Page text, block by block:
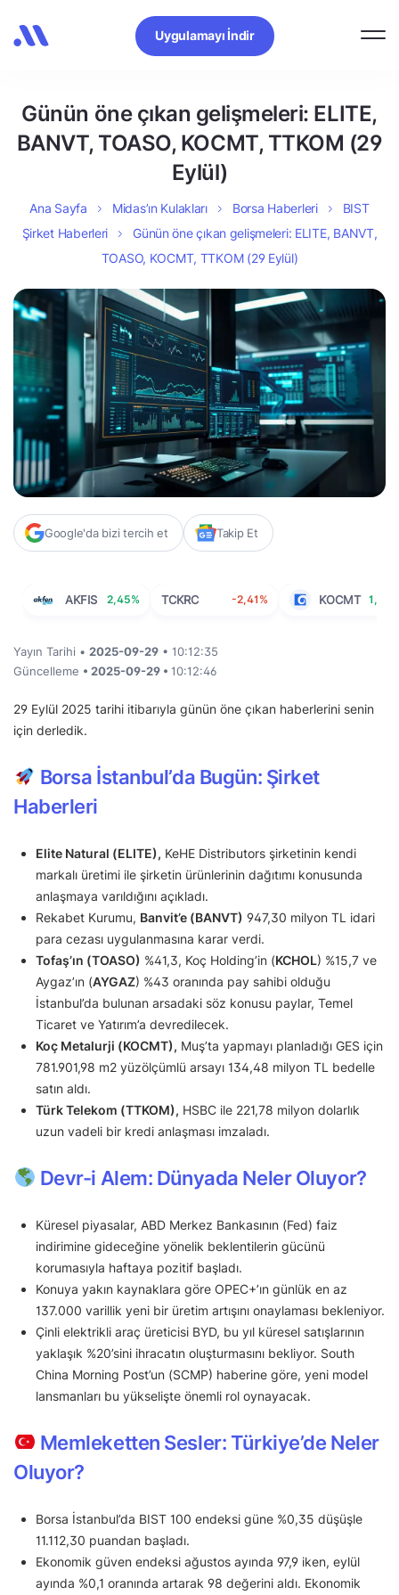
Uygulamayı İndir
Günün öne çıkan gelişmeleri: ELITE,
BANVT, TOASO, KOCMT, TTKOM (29
Eylül)
Ana Sayfa Midas’ın Kulakları Borsa Haberleri
BIST
Şirket Haberleri
Günün öne çıkan gelişmeleri: ELITE, BANVT,
TOASO, KOCMT, TTKOM (29 Eylül)
Google'da bizi tercih et Takip Et
AKFIS 2,45% TCKRC -2,41% KOCMT 1,11%
Yayın Tarihi • 2025-09-29 • 10:12:35
Güncelleme • 2025-09-29 • 10:12:46
29 Eylül 2025 tarihi itibarıyla günün öne çıkan haberlerini senin
için derledik.
Borsa İstanbul’da Bugün: Şirket
Haberleri
Elite Natural (ELITE), KeHE Distributors şirketinin kendi
markalı üretimi ile şirketin ürünlerinin dağıtımı konusunda
anlaşmaya varıldığını açıkladı.
Rekabet Kurumu, Banvit’e (BANVT) 947,30 milyon TL idari
para cezası uygulanmasına karar verdi.
Tofaş’ın (TOASO) %41,3, Koç Holding’in (KCHOL) %15,7 ve
Aygaz’ın (AYGAZ) %43 oranında pay sahibi olduğu
İstanbul’da bulunan arsadaki söz konusu paylar, Temel
Ticaret ve Yatırım’a devredilecek.
Koç Metalurji (KOCMT), Muş’ta yapmayı planladığı GES için
781.901,98 m2 yüzölçümlü arsayı 134,48 milyon TL bedelle
satın aldı.
Türk Telekom (TTKOM), HSBC ile 221,78 milyon dolarlık
uzun vadeli bir kredi anlaşması imzaladı.
Devr-i Alem: Dünyada Neler Oluyor?
Küresel piyasalar, ABD Merkez Bankasının (Fed) faiz
indirimine gideceğine yönelik beklentilerin gücünü
korumasıyla haftaya pozitif başladı.
Konuya yakın kaynaklara göre OPEC+’ın günlük en az
137.000 varillik yeni bir üretim artışını onaylaması bekleniyor.
Çinli elektrikli araç üreticisi BYD, bu yıl küresel satışlarının
yaklaşık %20’sini ihracatın oluşturmasını bekliyor. South
China Morning Post’un (SCMP) haberine göre, yeni model
lansmanları bu yükselişte önemli rol oynayacak.
Memleketten Sesler: Türkiye’de Neler
Oluyor?
Borsa İstanbul’da BIST 100 endeksi güne %0,35 düşüşle
11.112,30 puandan başladı.
Ekonomik güven endeksi ağustos ayında 97,9 iken, eylül
ayında %0,1 oranında artarak 98 değerini aldı. Ekonomik